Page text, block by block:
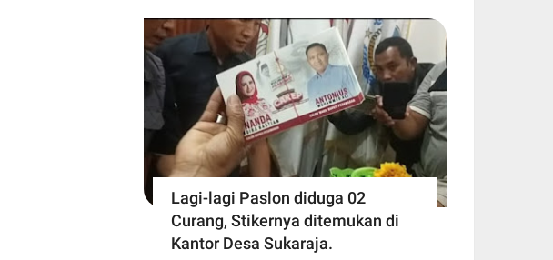
Lagi-lagi Paslon diduga 02
Curang, Stikernya ditemukan di
Kantor Desa Sukaraja.